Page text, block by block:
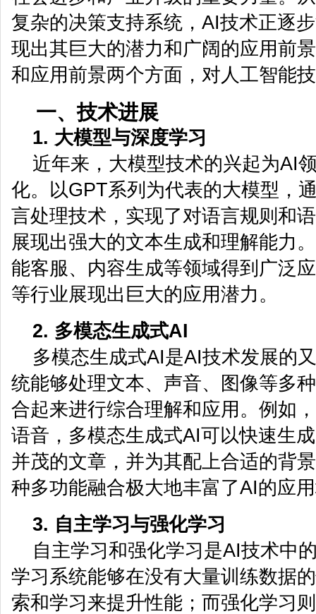
复杂的决策支持系统，AI技术正逐
现出其巨大的潜力和广阔的应用前
和应用前景两个方面，对人工智能
一、技术进展
1. 大模型与深度学习
近年来，大模型技术的兴起为AI
化。以GPT系列为代表的大模型，
言处理技术，实现了对语言规则和
展现出强大的文本生成和理解能力
能客服、内容生成等领域得到广泛
等行业展现出巨大的应用潜力。
2. 多模态生成式AI
多模态生成式AI是AI技术发展的
统能够处理文本、声音、图像等多
合起来进行综合理解和应用。例如
语音，多模态生成式AI可以快速生
并茂的文章，并为其配上合适的背
种多功能融合极大地丰富了AI的应
3. 自主学习与强化学习
自主学习和强化学习是AI技术中
学习系统能够在没有大量训练数据
索和学习来提升性能；而强化学习